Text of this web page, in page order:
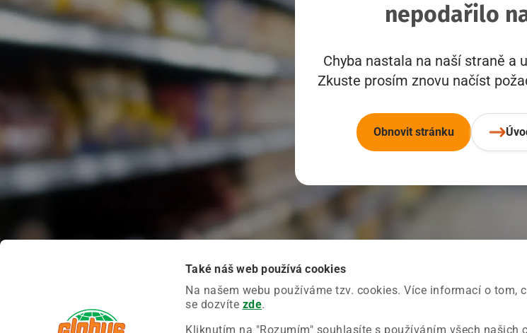
Také náš web používá cookies
Na našem webu používáme tzv. cookies. Více informací o tom,
se dozvíte zde.
Kliknutím na "Rozumím" souhlasíte s používáním všech našich
nepodařilo
Chyba nastala na naší straně a
Zkuste prosím znovu načíst
Obnovit stránku